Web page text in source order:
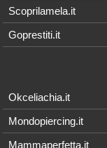
Scoprilamela.it
Goprestiti.it
Okceliachia.it
Mondopiercing.it
Mammaperfetta.it